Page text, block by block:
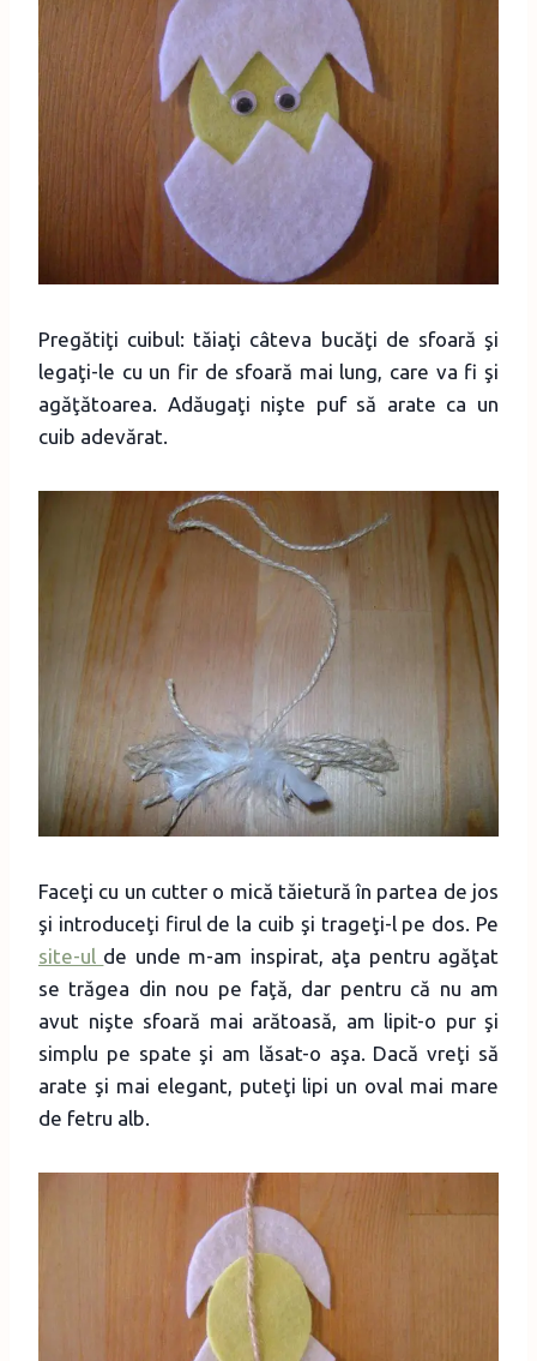
Pregătiţi cuibul: tăiaţi câteva bucăţi de sfoară şi
legaţi-le cu un fir de sfoară mai lung, care va fi şi
agăţătoarea. Adăugaţi nişte puf să arate ca un
cuib adevărat.
Faceţi cu un cutter o mică tăietură în partea de jos
şi introduceţi firul de la cuib şi trageţi-l pe dos. Pe
site-ul de unde m-am inspirat, aţa pentru agăţat
se trăgea din nou pe faţă, dar pentru că nu am
avut nişte sfoară mai arătoasă, am lipit-o pur şi
simplu pe spate şi am lăsat-o aşa. Dacă vreţi să
arate şi mai elegant, puteţi lipi un oval mai mare
de fetru alb.